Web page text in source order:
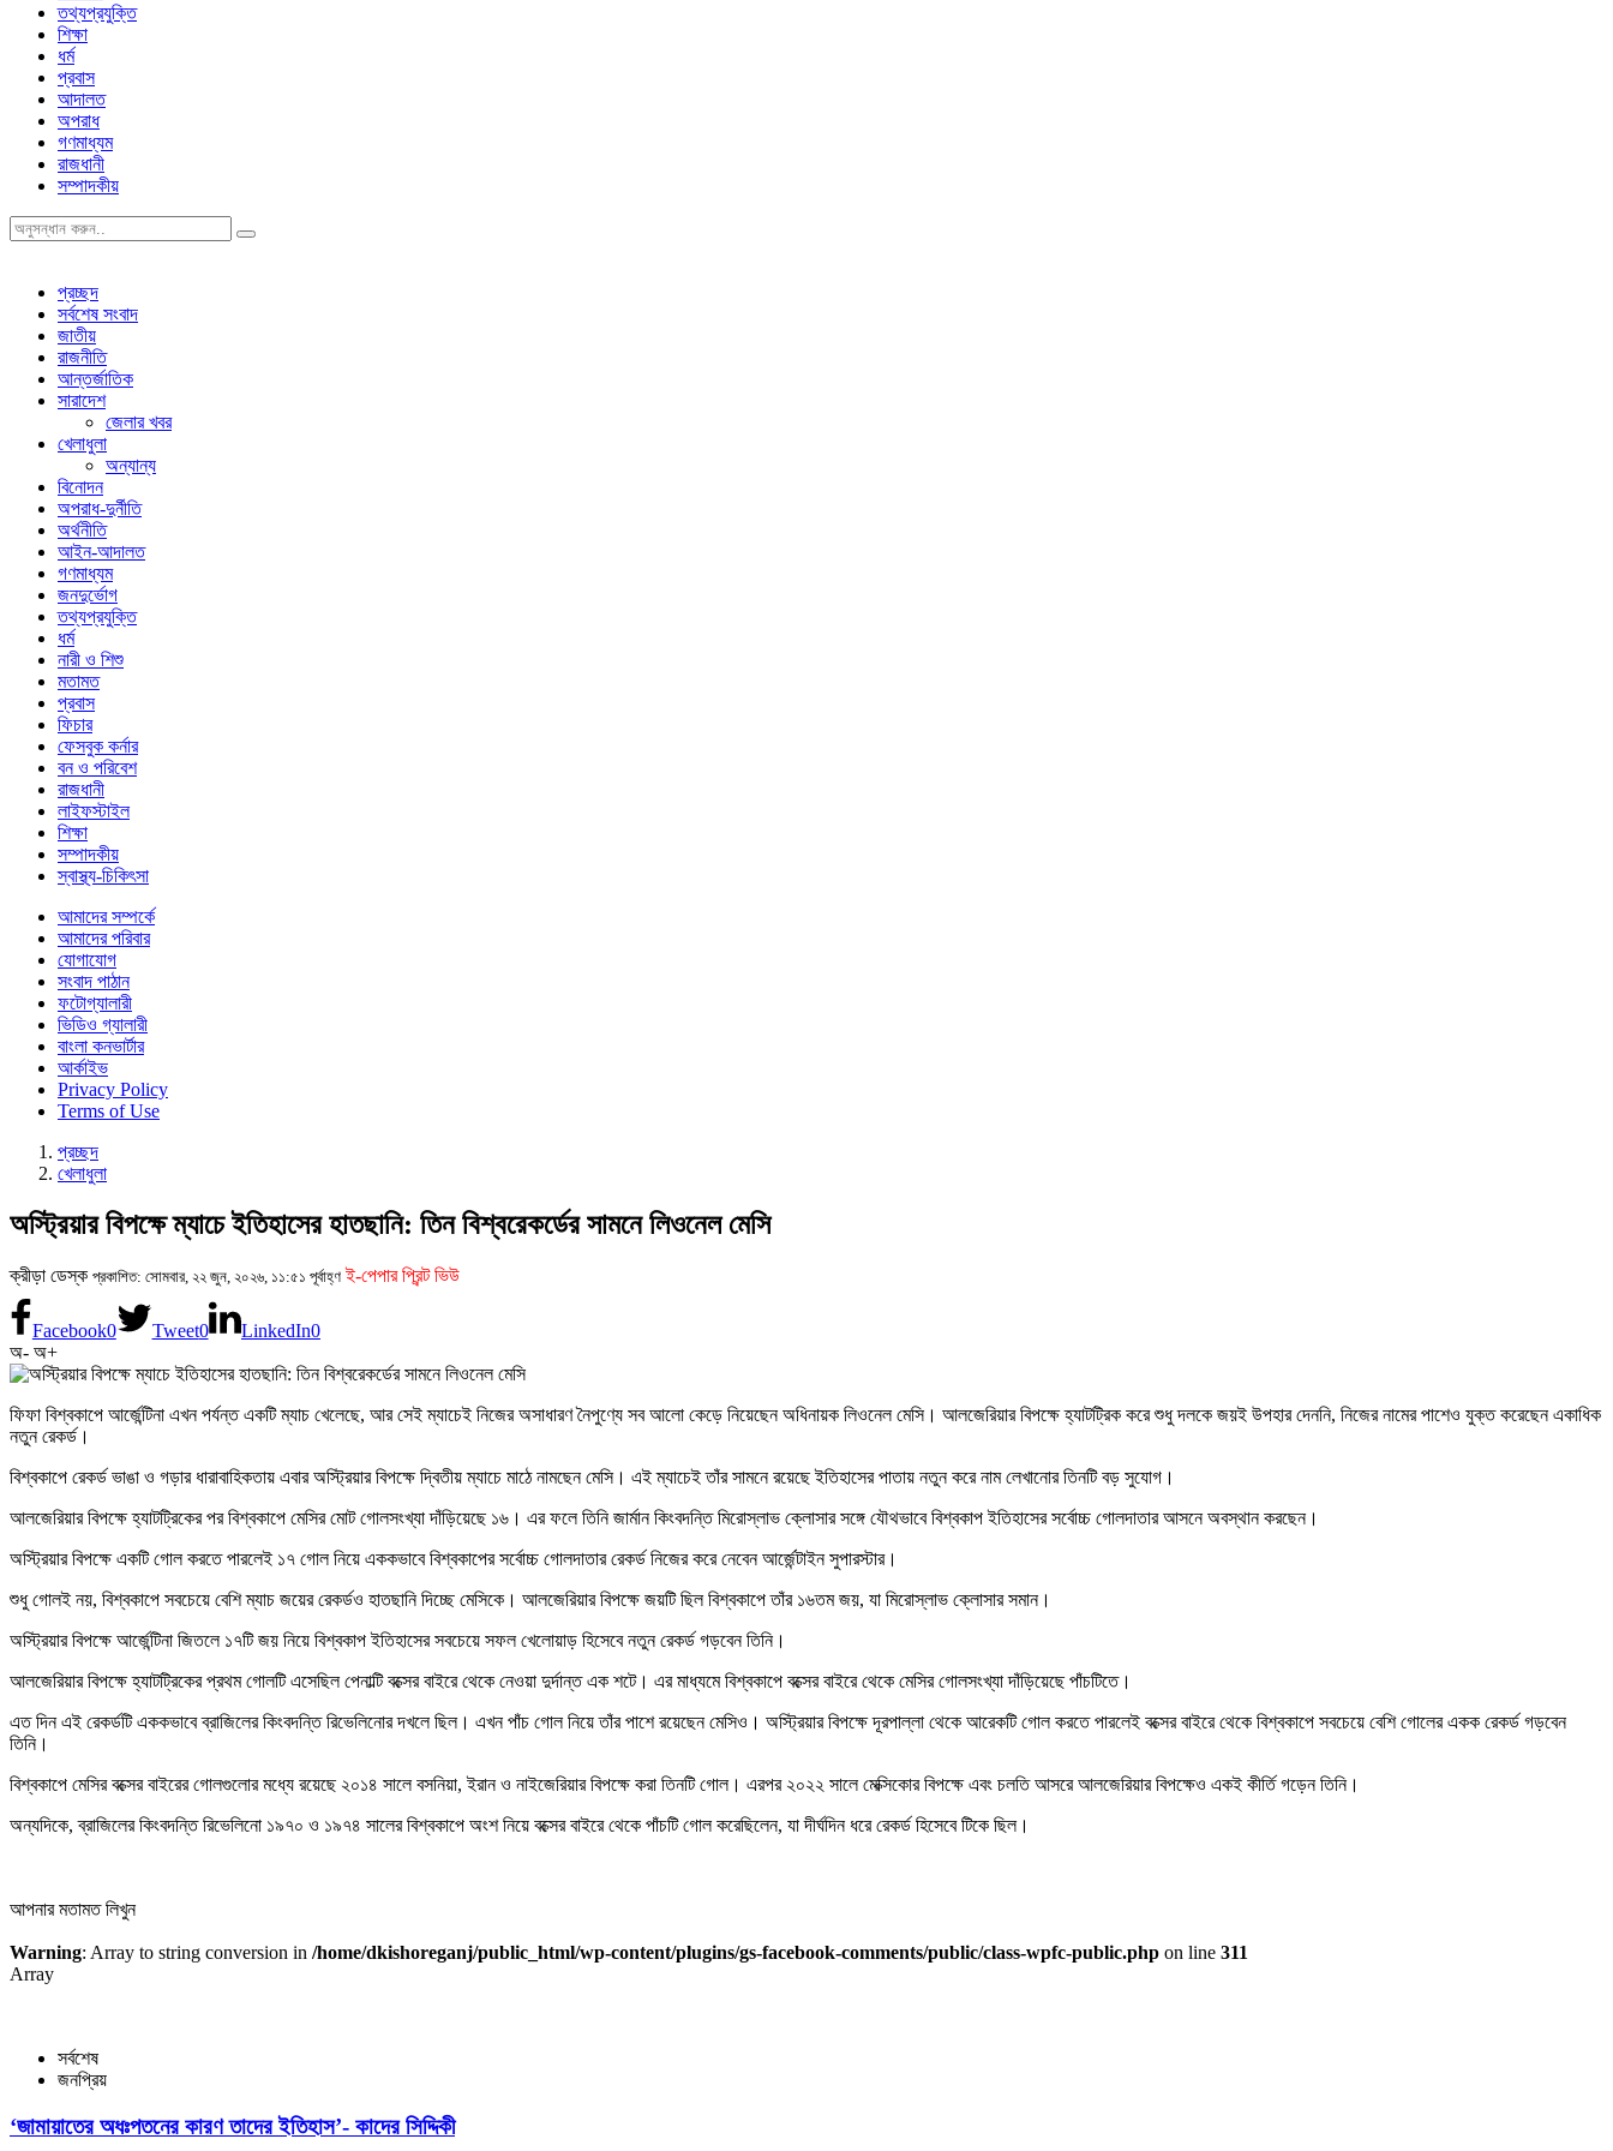
তথ্যপ্রযুক্তি
শিক্ষা
ধর্ম
প্রবাস
আদালত
অপরাধ
গণমাধ্যম
রাজধানী
সম্পাদকীয়
প্রচ্ছদ
সর্বশেষ সংবাদ
জাতীয়
রাজনীতি
আন্তর্জাতিক
সারাদেশ
জেলার খবর
খেলাধুলা
অন্যান্য
বিনোদন
অপরাধ-দুর্নীতি
অর্থনীতি
আইন-আদালত
গণমাধ্যম
জনদুর্ভোগ
তথ্যপ্রযুক্তি
ধর্ম
নারী ও শিশু
মতামত
প্রবাস
ফিচার
ফেসবুক কর্নার
বন ও পরিবেশ
রাজধানী
লাইফস্টাইল
শিক্ষা
সম্পাদকীয়
স্বাস্থ্য-চিকিৎসা
আমাদের সম্পর্কে
আমাদের পরিবার
যোগাযোগ
সংবাদ পাঠান
ফটোগ্যালারী
ভিডিও গ্যালারী
বাংলা কনভার্টার
আর্কাইভ
Privacy Policy
Terms of Use
প্রচ্ছদ
খেলাধুলা
অস্ট্রিয়ার বিপক্ষে ম্যাচে ইতিহাসের হাতছানি: তিন বিশ্বরেকর্ডের সামনে লিওনেল মেসি
ক্রীড়া ডেস্ক প্রকাশিত: সোমবার, ২২ জুন, ২০২৬, ১১:৫১ পূর্বাহ্ণ ই-পেপার প্রিন্ট ভিউ
Facebook0 Tweet0 LinkedIn0
অ- অ+
ফিফা বিশ্বকাপে আর্জেন্টিনা এখন পর্যন্ত একটি ম্যাচ খেলেছে, আর সেই ম্যাচেই নিজের অসাধারণ নৈপুণ্যে সব আলো কেড়ে নিয়েছেন অধিনায়ক লিওনেল মেসি। আলজেরিয়ার বিপক্ষে হ্যাটট্রিক করে শুধু দলকে জয়ই উপহার দেননি, নিজের নামের পাশেও যুক্ত করেছেন একাধিক
নতুন রেকর্ড।
বিশ্বকাপে রেকর্ড ভাঙা ও গড়ার ধারাবাহিকতায় এবার অস্ট্রিয়ার বিপক্ষে দ্বিতীয় ম্যাচে মাঠে নামছেন মেসি। এই ম্যাচেই তাঁর সামনে রয়েছে ইতিহাসের পাতায় নতুন করে নাম লেখানোর তিনটি বড় সুযোগ।
আলজেরিয়ার বিপক্ষে হ্যাটট্রিকের পর বিশ্বকাপে মেসির মোট গোলসংখ্যা দাঁড়িয়েছে ১৬। এর ফলে তিনি জার্মান কিংবদন্তি মিরোস্লাভ ক্লোসার সঙ্গে যৌথভাবে বিশ্বকাপ ইতিহাসের সর্বোচ্চ গোলদাতার আসনে অবস্থান করছেন।
অস্ট্রিয়ার বিপক্ষে একটি গোল করতে পারলেই ১৭ গোল নিয়ে এককভাবে বিশ্বকাপের সর্বোচ্চ গোলদাতার রেকর্ড নিজের করে নেবেন আর্জেন্টাইন সুপারস্টার।
শুধু গোলই নয়, বিশ্বকাপে সবচেয়ে বেশি ম্যাচ জয়ের রেকর্ডও হাতছানি দিচ্ছে মেসিকে। আলজেরিয়ার বিপক্ষে জয়টি ছিল বিশ্বকাপে তাঁর ১৬তম জয়, যা মিরোস্লাভ ক্লোসার সমান।
অস্ট্রিয়ার বিপক্ষে আর্জেন্টিনা জিতলে ১৭টি জয় নিয়ে বিশ্বকাপ ইতিহাসের সবচেয়ে সফল খেলোয়াড় হিসেবে নতুন রেকর্ড গড়বেন তিনি।
আলজেরিয়ার বিপক্ষে হ্যাটট্রিকের প্রথম গোলটি এসেছিল পেনাল্টি বক্সের বাইরে থেকে নেওয়া দুর্দান্ত এক শটে। এর মাধ্যমে বিশ্বকাপে বক্সের বাইরে থেকে মেসির গোলসংখ্যা দাঁড়িয়েছে পাঁচটিতে।
এত দিন এই রেকর্ডটি এককভাবে ব্রাজিলের কিংবদন্তি রিভেলিনোর দখলে ছিল। এখন পাঁচ গোল নিয়ে তাঁর পাশে রয়েছেন মেসিও। অস্ট্রিয়ার বিপক্ষে দূরপাল্লা থেকে আরেকটি গোল করতে পারলেই বক্সের বাইরে থেকে বিশ্বকাপে সবচেয়ে বেশি গোলের একক রেকর্ড গড়বেন
তিনি।
বিশ্বকাপে মেসির বক্সের বাইরের গোলগুলোর মধ্যে রয়েছে ২০১৪ সালে বসনিয়া, ইরান ও নাইজেরিয়ার বিপক্ষে করা তিনটি গোল। এরপর ২০২২ সালে মেক্সিকোর বিপক্ষে এবং চলতি আসরে আলজেরিয়ার বিপক্ষেও একই কীর্তি গড়েন তিনি।
অন্যদিকে, ব্রাজিলের কিংবদন্তি রিভেলিনো ১৯৭০ ও ১৯৭৪ সালের বিশ্বকাপে অংশ নিয়ে বক্সের বাইরে থেকে পাঁচটি গোল করেছিলেন, যা দীর্ঘদিন ধরে রেকর্ড হিসেবে টিকে ছিল।
আপনার মতামত লিখুন
Warning: Array to string conversion in /home/dkishoreganj/public_html/wp-content/plugins/gs-facebook-comments/public/class-wpfc-public.php on line 311
Array
সর্বশেষ
জনপ্রিয়
‘জামায়াতের অধঃপতনের কারণ তাদের ইতিহাস’- কাদের সিদ্দিকী